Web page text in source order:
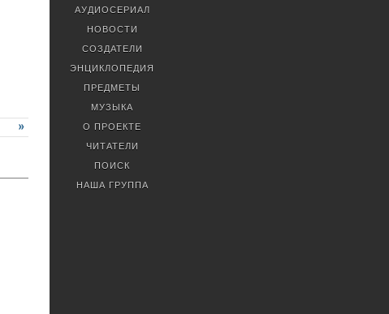
АУДИОСЕРИАЛ
НОВОСТИ
СОЗДАТЕЛИ
ЭНЦИКЛОПЕДИЯ
ПРЕДМЕТЫ
МУЗЫКА
О ПРОЕКТЕ
ЧИТАТЕЛИ
ПОИСК
НАША ГРУППА